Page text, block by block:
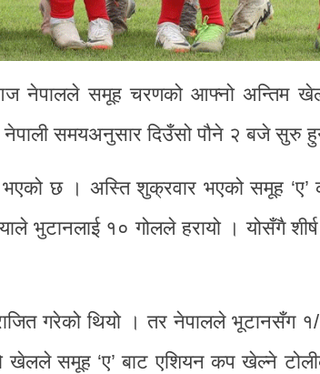
नेपालले समूह चरणको आफ्नो अन्तिम
नेपाली समयअनुसार दिउँसो पौने २ बजे सुरु
छ । अस्ति शुक्रवार भएको समूह ‘ए’
भुटानलाई १० गोलले हरायो । योसँगै
गरेको थियो । तर नेपालले भूटानसँग
समूह ‘ए’ बाट एशियन कप खेल्ने